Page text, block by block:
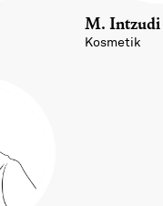
M. Intzudi
Kosmetik